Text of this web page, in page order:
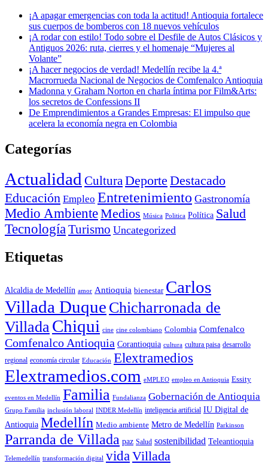
¡A apagar emergencias con toda la actitud! Antioquia fortalece
sus cuerpos de bomberos con 18 nuevos vehículos
¡A rodar con estilo! Todo sobre el Desfile de Autos Clásicos y
Antiguos 2026: ruta, cierres y el homenaje “Mujeres al
Volante”
¡A hacer negocios de verdad! Medellín recibe la 4.ª
Macrorrueda Nacional de Negocios de Comfenalco Antioquia
Madonna y Graham Norton en charla íntima por Film&Arts:
los secretos de Confessions II
De Emprendimientos a Grandes Empresas: El impulso que
acelera la economía negra en Colombia
Categorías
Actualidad Cultura Deporte Destacado
Educación Empleo Entretenimiento Gastronomía
Medio AmbienteMedios Música Politica Política Salud
Tecnología Turismo Uncategorized
Etiquetas
Alcaldia de Medellín amor Antioquia bienestar Carlos
Villada Duque Chicharronada de
Villada Chiqui cine cine colombiano Colombia Comfenalco
Comfenalco Antioquia Corantioquia cultura cultura paisa desarrollo
regional economía circular Educación Elextramedios
Elextramedios.com eMPLEO empleo en Antioquia Essity
eventos en Medellín Familia Fundalianza Gobernación de Antioquia
Grupo Familia inclusión laboral INDER Medellín inteligencia artificial IU Digital de
Antioquia Medellín Medio ambiente Metro de Medellín Parkinson
Parranda de Villada paz Salud sostenibilidad Teleantioquia
Telemedellín transformación digital vida Villada